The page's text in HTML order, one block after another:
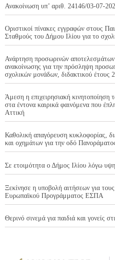
Ανακοίνωση υπ’ αριθ. 24146/03-07-
Οριστικοί πίνακες εγγραφών στους
Σταθμούς του Δήμου Ιλίου για το
Ανάρτηση προσωρινών
ανακοίνωσης για την πρόσληψη
σχολικών μονάδων, διδακτικού έτους
Άμεση η επιχειρησιακή κινητοποίηση
στα έντονα καιρικά φαινόμενα που
Αττική
Καθολική απαγόρευση κυκλοφορίας,
και οχημάτων για την οδό
Σε ετοιμότητα ο Δήμος Ιλίου λόγω
Ξεκίνησε η υποβολή αιτήσεων για
Ευρωπαϊκού Προγράμματος ΕΣΠΑ
Θερινό σινεμά για παιδιά και γονείς